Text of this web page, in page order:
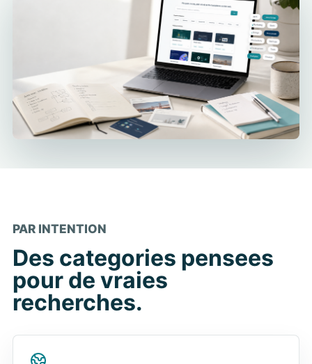
PAR INTENTION
Des categories pensees
pour de vraies
recherches.